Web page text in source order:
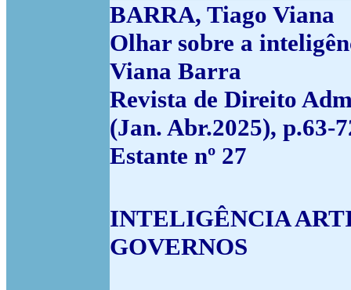
BARRA, Tiago Viana
Olhar sobre a
Viana Barra
Revista de Direito
(Jan. Abr.2025), p.63-
Estante nº 27
INTELIGÊNCIA
GOVERNOS